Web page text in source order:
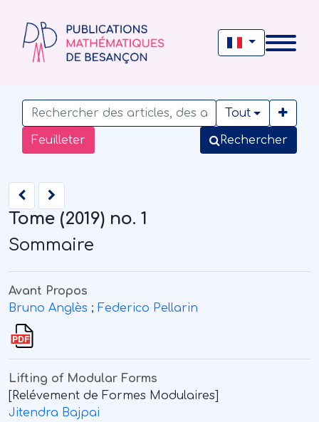
Feuilleter
Tout
Rechercher
Tome (2019) no. 1
Sommaire
Avant Propos
Bruno Anglès ; Federico Pellarin
Lifting of Modular Forms
[Relévement de Formes Modulaires]
Jitendra Bajpai